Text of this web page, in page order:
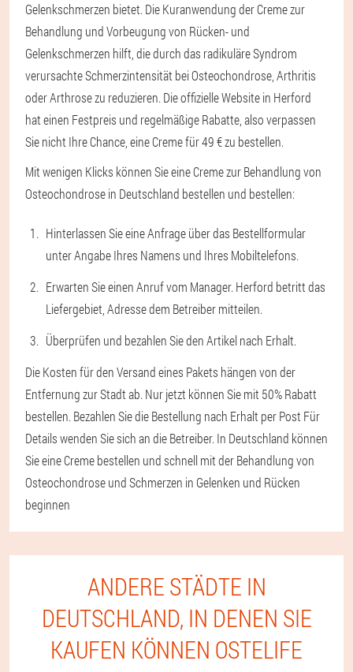
Gelenkschmerzen bietet. Die Kuranwendung der Creme zur
Behandlung und Vorbeugung von Rücken- und
Gelenkschmerzen hilft, die durch das radikuläre Syndrom
verursachte Schmerzintensität bei Osteochondrose, Arthritis
oder Arthrose zu reduzieren. Die offizielle Website in Herford
hat einen Festpreis und regelmäßige Rabatte, also verpassen
Sie nicht Ihre Chance, eine Creme für 49 € zu bestellen.
Mit wenigen Klicks können Sie eine Creme zur Behandlung von
Osteochondrose in Deutschland bestellen und bestellen:
Hinterlassen Sie eine Anfrage über das Bestellformular
unter Angabe Ihres Namens und Ihres Mobiltelefons.
Erwarten Sie einen Anruf vom Manager. Herford betritt das
Liefergebiet, Adresse dem Betreiber mitteilen.
Überprüfen und bezahlen Sie den Artikel nach Erhalt.
Die Kosten für den Versand eines Pakets hängen von der
Entfernung zur Stadt ab. Nur jetzt können Sie mit 50% Rabatt
bestellen. Bezahlen Sie die Bestellung nach Erhalt per Post Für
Details wenden Sie sich an die Betreiber. In Deutschland können
Sie eine Creme bestellen und schnell mit der Behandlung von
Osteochondrose und Schmerzen in Gelenken und Rücken
beginnen
ANDERE STÄDTE IN
DEUTSCHLAND, IN DENEN SIE
KAUFEN KÖNNEN OSTELIFE